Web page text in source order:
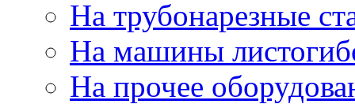
На трубонарезные
На машины
На прочее